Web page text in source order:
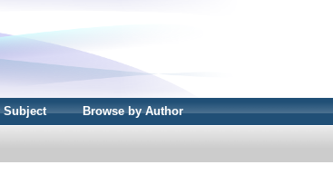
Subject Browse by Author